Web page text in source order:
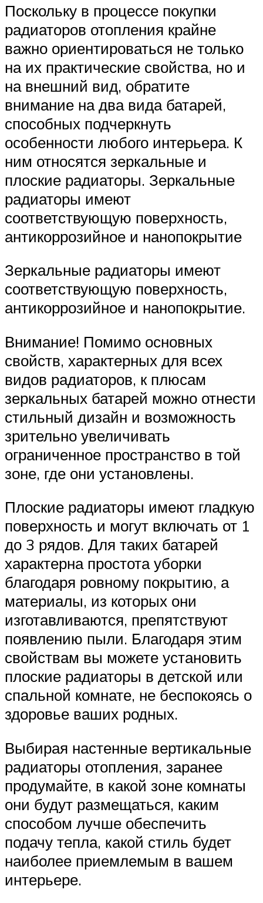
Поскольку в процессе покупки
радиаторов отопления крайне
важно ориентироваться не только
на их практические свойства, но и
на внешний вид, обратите
внимание на два вида батарей,
способных подчеркнуть
особенности любого интерьера. К
ним относятся зеркальные и
плоские радиаторы. Зеркальные
радиаторы имеют
соответствующую поверхность,
антикоррозийное и нанопокрытие
Зеркальные радиаторы имеют
соответствующую поверхность,
антикоррозийное и нанопокрытие.
Внимание! Помимо основных
свойств, характерных для всех
видов радиаторов, к плюсам
зеркальных батарей можно отнести
стильный дизайн и возможность
зрительно увеличивать
ограниченное пространство в той
зоне, где они установлены.
Плоские радиаторы имеют гладкую
поверхность и могут включать от 1
до 3 рядов. Для таких батарей
характерна простота уборки
благодаря ровному покрытию, а
материалы, из которых они
изготавливаются, препятствуют
появлению пыли. Благодаря этим
свойствам вы можете установить
плоские радиаторы в детской или
спальной комнате, не беспокоясь о
здоровье ваших родных.
Выбирая настенные вертикальные
радиаторы отопления, заранее
продумайте, в какой зоне комнаты
они будут размещаться, каким
способом лучше обеспечить
подачу тепла, какой стиль будет
наиболее приемлемым в вашем
интерьере.